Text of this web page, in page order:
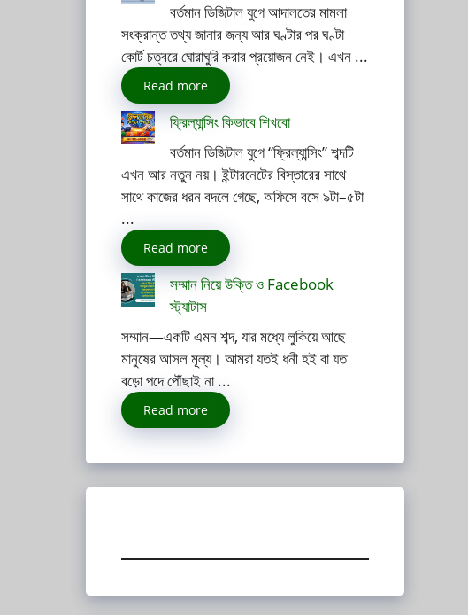
বর্তমান ডিজিটাল যুগে আদালতের মামলা
সংক্রান্ত তথ্য জানার জন্য আর ঘণ্টার পর ঘণ্টা
কোর্ট চত্বরে ঘোরাঘুরি করার প্রয়োজন নেই। এখন ...
Read more
ফ্রিল্যান্সিং কিভাবে শিখবো
বর্তমান ডিজিটাল যুগে “ফ্রিল্যান্সিং” শব্দটি
এখন আর নতুন নয়। ইন্টারনেটের বিস্তারের সাথে
সাথে কাজের ধরন বদলে গেছে, অফিসে বসে ৯টা–৫টা
...
Read more
সম্মান নিয়ে উক্তি ও Facebook
স্ট্যাটাস
সম্মান—একটি এমন শব্দ, যার মধ্যে লুকিয়ে আছে
মানুষের আসল মূল্য। আমরা যতই ধনী হই বা যত
বড়ো পদে পৌঁছাই না ...
Read more